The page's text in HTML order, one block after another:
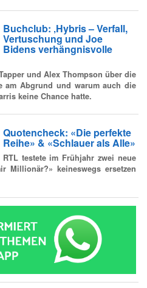
Buchclub: ‚Hybris – Verfall,
Vertuschung und Joe
Bidens verhängnisvolle
und Alex Thompson über die
am Abgrund und warum auch die
keine Chance hatte.
Quotencheck: «Die perfekte
Reihe» & «Schlauer als Alle»
RTL testete im Frühjahr zwei neue
Millionär?» keineswegs ersetzen